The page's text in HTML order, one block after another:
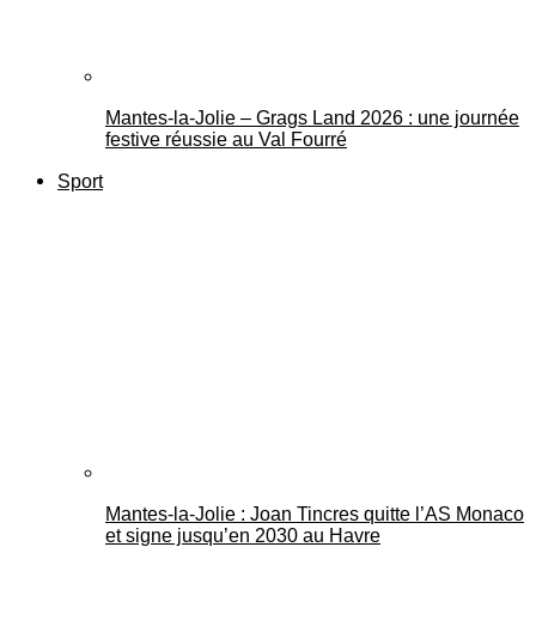
Mantes-la-Jolie – Grags Land 2026 : une journée
festive réussie au Val Fourré
Sport
Mantes-la-Jolie : Joan Tincres quitte l’AS Monaco
et signe jusqu’en 2030 au Havre